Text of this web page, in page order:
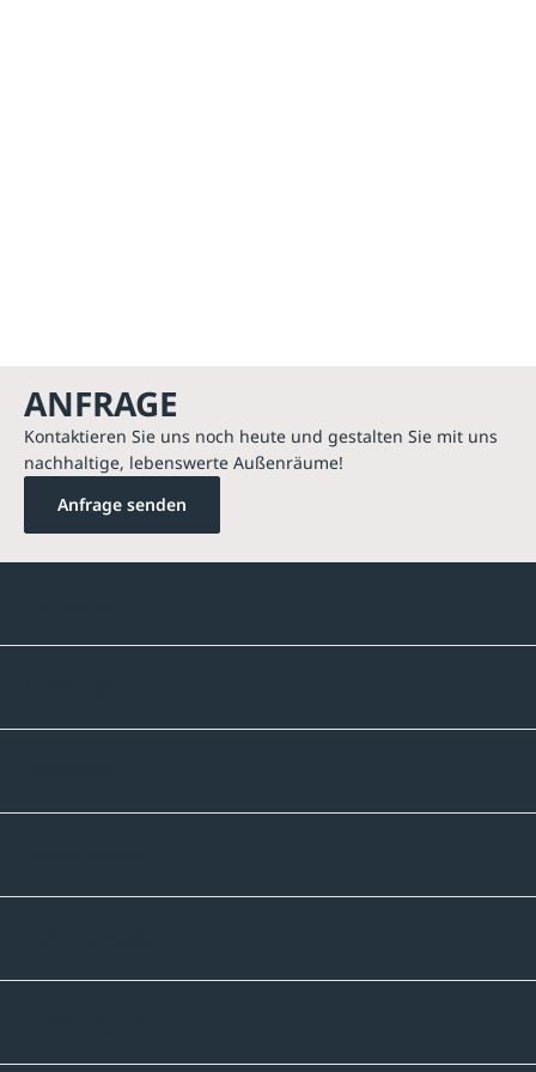
ANFRAGE
Kontaktieren Sie uns noch heute und gestalten Sie mit uns
nachhaltige, lebenswerte Außenräume!
Anfrage senden